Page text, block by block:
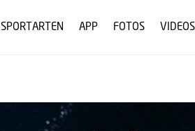
SPORTARTEN APP FOTOS